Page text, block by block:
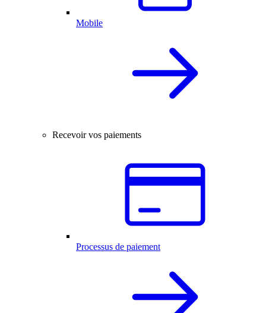
Mobile
Recevoir vos paiements
Processus de paiement